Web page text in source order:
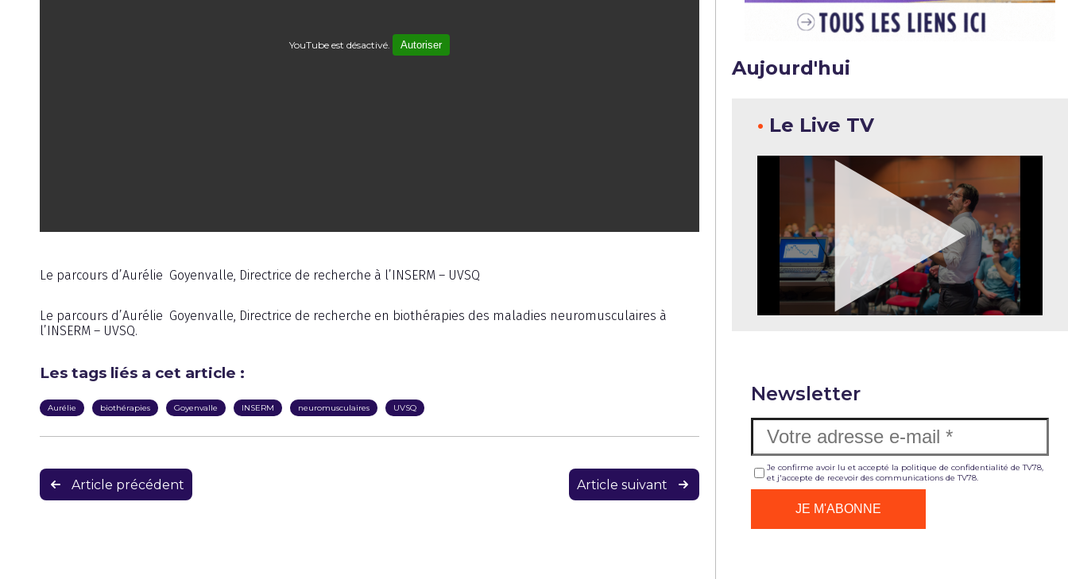
YouTube est désactivé. Autoriser
Le parcours d’Aurélie Goyenvalle, Directrice de recherche à l’INSERM – UVSQ
Le parcours d’Aurélie Goyenvalle, Directrice de recherche en biothérapies des maladies neuromusculaires à
l’INSERM – UVSQ.
Les tags liés a cet article :
Aurélie biothérapies Goyenvalle INSERM neuromusculaires UVSQ
Navigation
de
Article précédent Article suivant
Aujourd'hui
• Le Live TV
Newsletter
Je confirme avoir lu et accepté la politique de confidentialité de TV78,
et j'accepte de recevoir des communications de TV78.